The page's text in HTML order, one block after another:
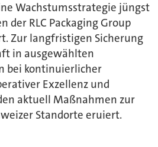
Wachstumsstrategie jüngst
der RLC Packaging Group
Zur langfristigen Sicherung
in ausgewählten
bei kontinuierlicher
Exzellenz und
aktuell Maßnahmen zur
Standorte eruiert.